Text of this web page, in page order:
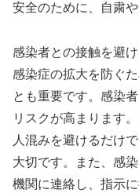
安全のために、自粛
感染者との接触を避け
感染症の拡大を防ぐ
とも重要です。感染
リスクが高まります
人混みを避けるだけ
大切です。また、感
機関に連絡し、指示に